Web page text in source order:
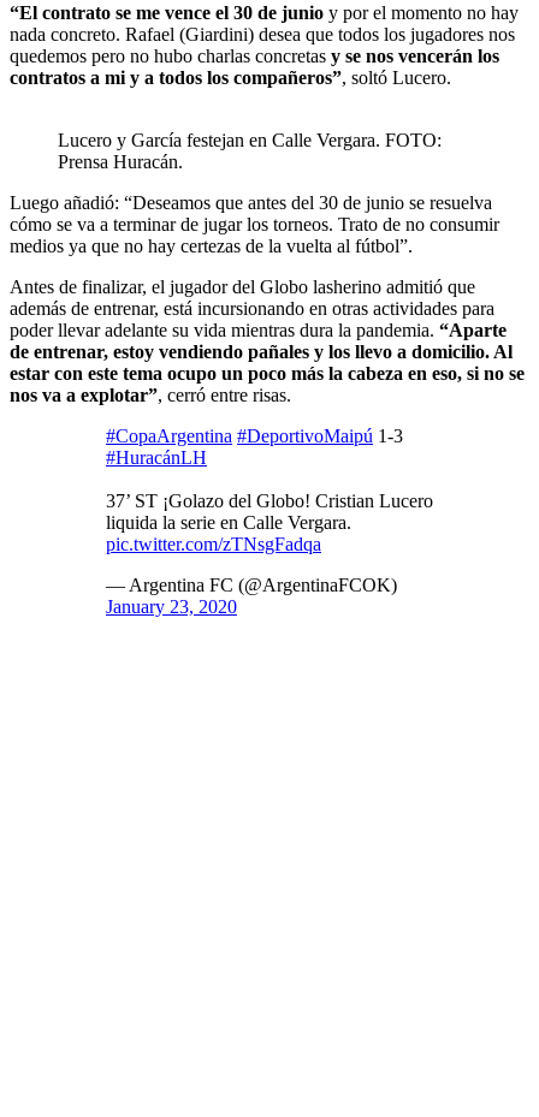
“El contrato se me vence el 30 de junio y por el momento no hay
nada concreto. Rafael (Giardini) desea que todos los jugadores nos
quedemos pero no hubo charlas concretas y se nos vencerán los
contratos a mi y a todos los compañeros”, soltó Lucero.
Lucero y García festejan en Calle Vergara. FOTO:
Prensa Huracán.
Luego añadió: “Deseamos que antes del 30 de junio se resuelva
cómo se va a terminar de jugar los torneos. Trato de no consumir
medios ya que no hay certezas de la vuelta al fútbol”.
Antes de finalizar, el jugador del Globo lasherino admitió que
además de entrenar, está incursionando en otras actividades para
poder llevar adelante su vida mientras dura la pandemia. “Aparte
de entrenar, estoy vendiendo pañales y los llevo a domicilio. Al
estar con este tema ocupo un poco más la cabeza en eso, si no se
nos va a explotar”, cerró entre risas.
#CopaArgentina #DeportivoMaipú 1-3
#HuracánLH
37’ ST ¡Golazo del Globo! Cristian Lucero
liquida la serie en Calle Vergara.
pic.twitter.com/zTNsgFadqa
— Argentina FC (@ArgentinaFCOK)
January 23, 2020